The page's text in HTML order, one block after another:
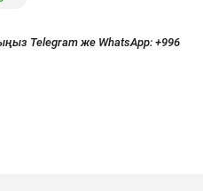
Telegram же WhatsApp: +996